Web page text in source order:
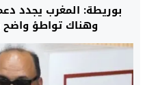
بوريطة: المغرب يجدد
وهناك تواطؤ واضح